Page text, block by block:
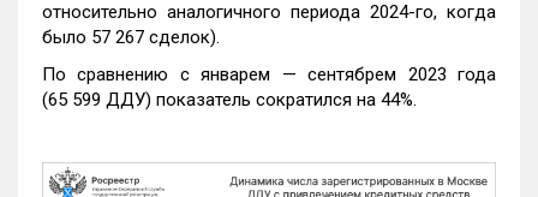
относительно аналогичного периода 2024-го, когда
было 57 267 сделок).
По сравнению с январем — сентябрем 2023 года
(65 599 ДДУ) показатель сократился на 44%.